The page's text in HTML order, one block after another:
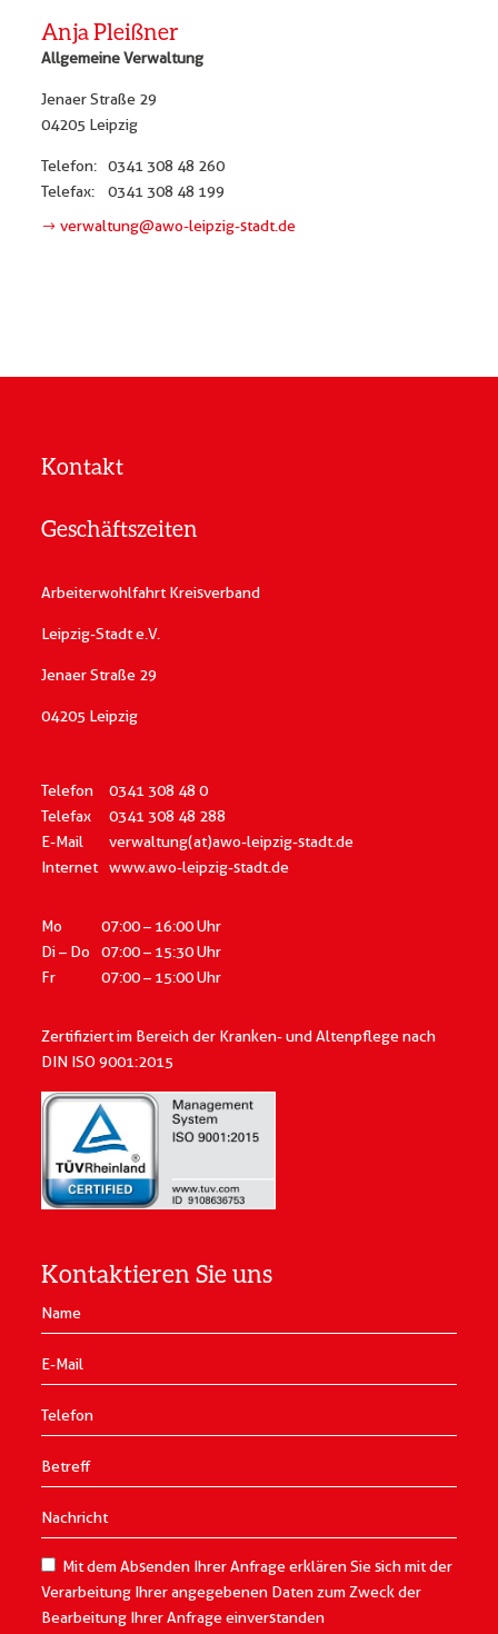
Anja Pleißner
Allgemeine Verwaltung
Jenaer Straße 29
04205 Leipzig
Telefon:
0341 308 48 260
Telefax:
0341 308 48 199
verwaltung@awo-leipzig-stadt.de
Kontakt
Geschäftszeiten
Arbeiterwohlfahrt Kreisverband
Leipzig-Stadt e.V.
Jenaer Straße 29
04205 Leipzig
Telefon
0341 308 48 0
Telefax
0341 308 48 288
E-Mail
verwaltung(at)awo-leipzig-stadt.de
Internet
www.awo-leipzig-stadt.de
Mo
07:00 – 16:00 Uhr
Di – Do
07:00 – 15:30 Uhr
Fr
07:00 – 15:00 Uhr
Zertifiziert im Bereich der Kranken- und Altenpflegenach
DIN ISO 9001:2015
Kontaktieren Sie uns
Mit dem Absenden Ihrer Anfrage erklären Sie sich mit der
Verarbeitung Ihrer angegebenen Daten zum Zweck der
Bearbeitung Ihrer Anfrage einverstanden